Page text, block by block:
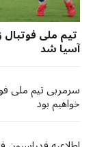
آسیا شد
خواهیم بود